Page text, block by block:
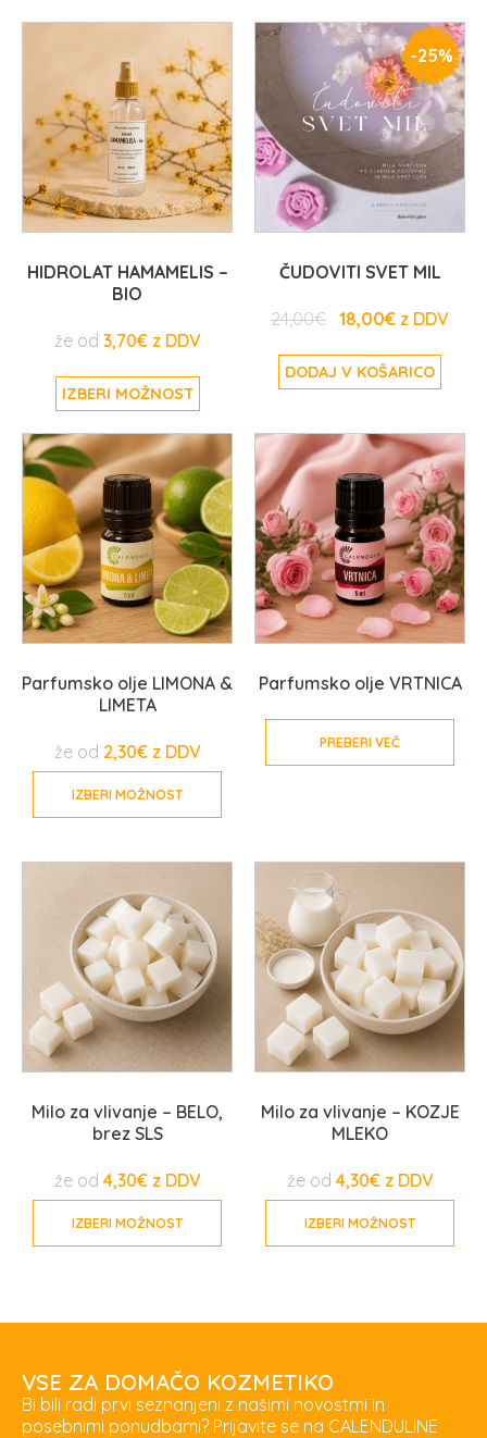
HIDROLAT HAMAMELIS –
BIO
že od 3,70€
IZBERI MOŽNOST
-25%
ČUDOVITI SVET MIL
24,00€ 18,00€
DODAJ V KOŠARICO
Parfumsko olje LIMONA &
LIMETA
že od 2,30€
IZBERI MOŽNOST
Parfumsko olje VRTNICA
PREBERI VEČ
Milo za vlivanje – BELO,
brez SLS
že od 4,30€
IZBERI MOŽNOST
Milo za vlivanje – KOZJE
MLEKO
že od 4,30€
IZBERI MOŽNOST
VSE ZA DOMAČO KOZMETIKO
Bi bili radi prvi seznanjeni z našimi novostmi in
posebnimi ponudbami? Prijavite se na CALENDULINE